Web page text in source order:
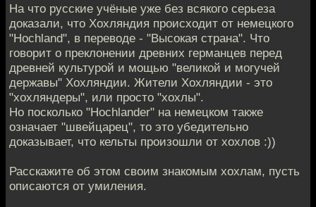
На что русские учёные уже без всякого серьеза
доказали, что Хохляндия происходит от немецкого
"Hochland", в переводе - "Высокая страна". Что
говорит о преклонении древних германцев перед
древней культурой и мощью "великой и могучей
державы" Хохляндии. Жители Хохляндии - это
"хохляндеры", или просто "хохлы".
Но посколько "Hochlander" на немецком также
означает "швейцарец", то это убедительно
доказывает, что кельты произошли от хохлов :))
Расскажите об этом своим знакомым хохлам, пусть
описаются от умиления.